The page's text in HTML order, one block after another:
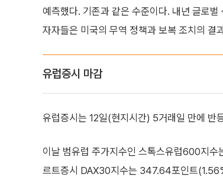
예측했다. 기존과 같은 수준이다. 내년 글로
자자들은 미국의 무역 정책과 보복 조치의 결
유럽증시 마감
유럽증시는 12일(현지시간) 5거래일 만에 반
이날 범유럽 주가지수인 스톡스유럽600지
르트증시 DAX30지수는 347.64포인트